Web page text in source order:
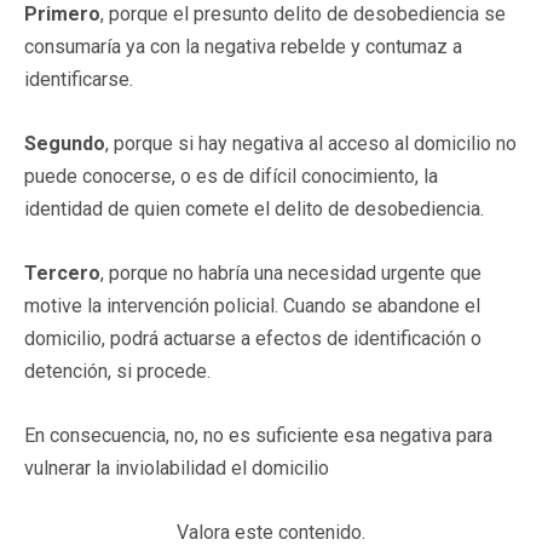
Primero, porque el presunto delito de desobediencia se
consumaría ya con la negativa rebelde y contumaz a
identificarse.
Segundo, porque si hay negativa al acceso al domicilio no
puede conocerse, o es de difícil conocimiento, la
identidad de quien comete el delito de desobediencia.
Tercero, porque no habría una necesidad urgente que
motive la intervención policial. Cuando se abandone el
domicilio, podrá actuarse a efectos de identificación o
detención, si procede.
En consecuencia, no, no es suficiente esa negativa para
vulnerar la inviolabilidad el domicilio
Valora este contenido.